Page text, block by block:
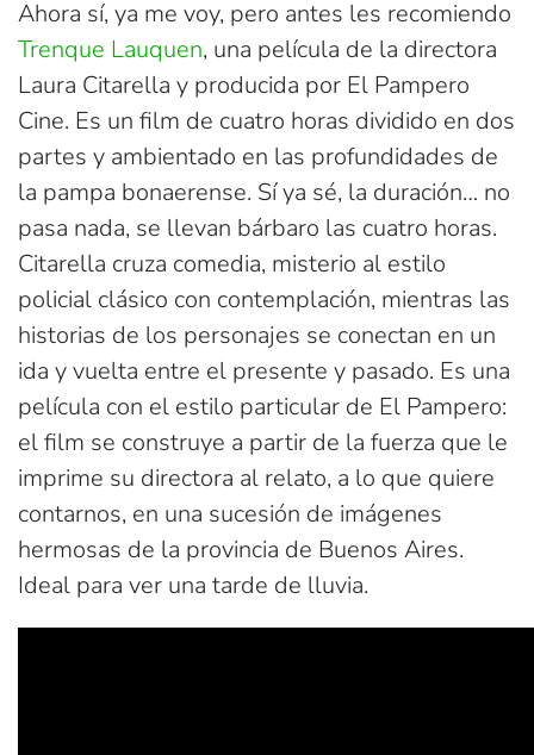
Ahora sí, ya me voy, pero antes les recomiendo
Trenque Lauquen, una película de la directora
Laura Citarella y producida por El Pampero
Cine. Es un film de cuatro horas dividido en dos
partes y ambientado en las profundidades de
la pampa bonaerense. Sí ya sé, la duración… no
pasa nada, se llevan bárbaro las cuatro horas.
Citarella cruza comedia, misterio al estilo
policial clásico con contemplación, mientras las
historias de los personajes se conectan en un
ida y vuelta entre el presente y pasado. Es una
película con el estilo particular de El Pampero:
el film se construye a partir de la fuerza que le
imprime su directora al relato, a lo que quiere
contarnos, en una sucesión de imágenes
hermosas de la provincia de Buenos Aires.
Ideal para ver una tarde de lluvia.